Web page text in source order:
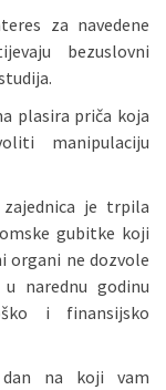
za navedene
bezuslovni
plasira priča koja
manipulaciju
je trpila
gubitke koji
organi ne dozvole
narednu godinu
i finansijsko
na koji vam